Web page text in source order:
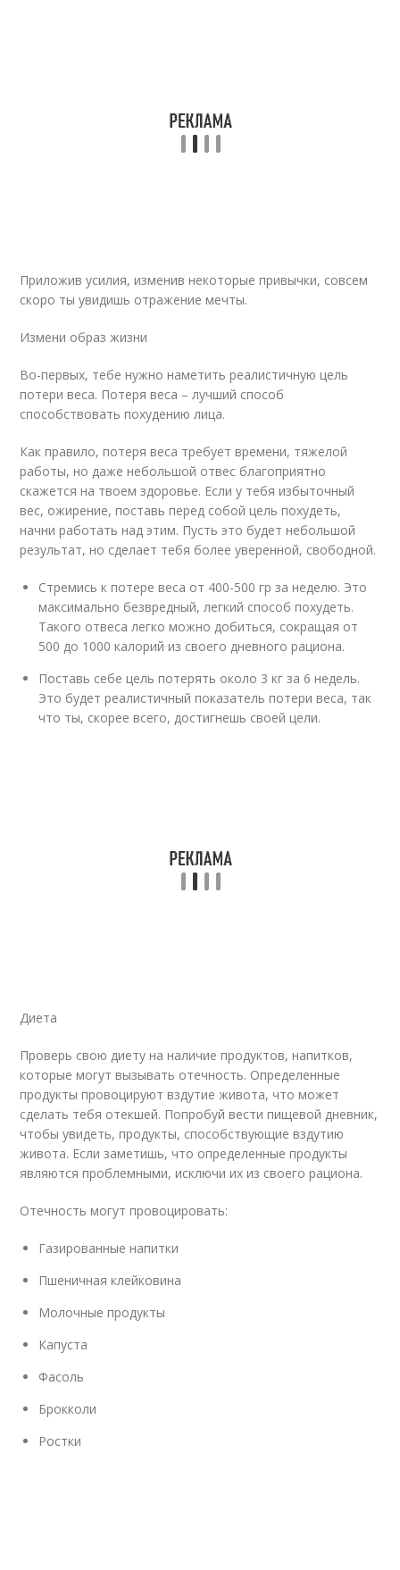
Приложив усилия, изменив некоторые привычки, совсем
скоро ты увидишь отражение мечты.
Измени образ жизни
Во-первых, тебе нужно наметить реалистичную цель
потери веса. Потеря веса – лучший способ
способствовать похудению лица.
Как правило, потеря веса требует времени, тяжелой
работы, но даже небольшой отвес благоприятно
скажется на твоем здоровье. Если у тебя избыточный
вес, ожирение, поставь перед собой цель похудеть,
начни работать над этим. Пусть это будет небольшой
результат, но сделает тебя более уверенной, свободной.
Стремись к потере веса от 400-500 гр за неделю. Это
максимально безвредный, легкий способ похудеть.
Такого отвеса легко можно добиться, сокращая от
500 до 1000 калорий из своего дневного рациона.
Поставь себе цель потерять около 3 кг за 6 недель.
Это будет реалистичный показатель потери веса, так
что ты, скорее всего, достигнешь своей цели.
Диета
Проверь свою диету на наличие продуктов, напитков,
которые могут вызывать отечность. Определенные
продукты провоцируют вздутие живота, что может
сделать тебя отекшей. Попробуй вести пищевой дневник,
чтобы увидеть, продукты, способствующие вздутию
живота. Если заметишь, что определенные продукты
являются проблемными, исключи их из своего рациона.
Отечность могут провоцировать:
Газированные напитки
Пшеничная клейковина
Молочные продукты
Капуста
Фасоль
Брокколи
Ростки